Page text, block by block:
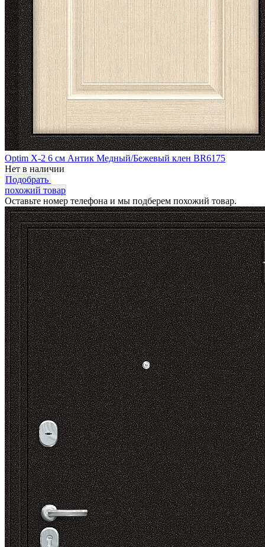
Optim X-2 6 см Антик Медный/Бежевый клен BR6175
Нет в наличии
Подобрать
похожий товар
Оставьте номер телефона и мы подберем похожий товар.